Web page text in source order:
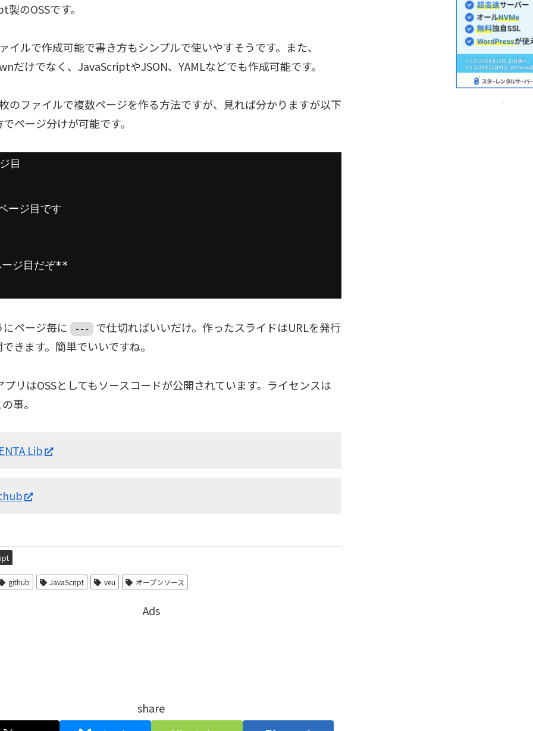
製のOSSです。
イルで作成可能で書き方もシンプルで使いやすそうです。また、
だけでなく、JavaScriptやJSON、YAMLなどでも作成可能です。
のファイルで複数ページを作る方法ですが、見れば分かりますが以下
ページ分けが可能です。
目
ージ目です
ジ目だぞ**
ページ毎に ---
で仕切ればいいだけ。作ったスライドはURLを発行
きます。簡単でいいですね。
リはOSSとしてもソースコードが公開されています。ライセンスは
事。
Lib
github JavaScript veu オープンソース
Ads
share